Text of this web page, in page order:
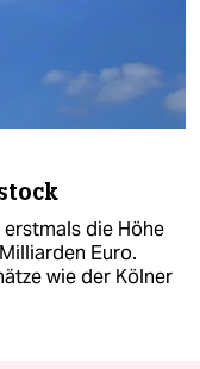
die Höhe
Euro.
wie der Kölner